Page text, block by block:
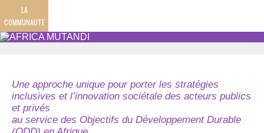
LA
COMMUNAUTE
Une approche unique pour porter les stratégies
inclusives et l’innovation sociétale des acteurs publics
et privés
au service des Objectifs du Développement Durable